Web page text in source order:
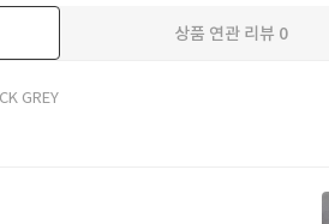
상품 연관 리뷰 0
GREY